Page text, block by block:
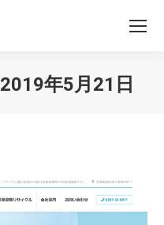
2019年5月21日